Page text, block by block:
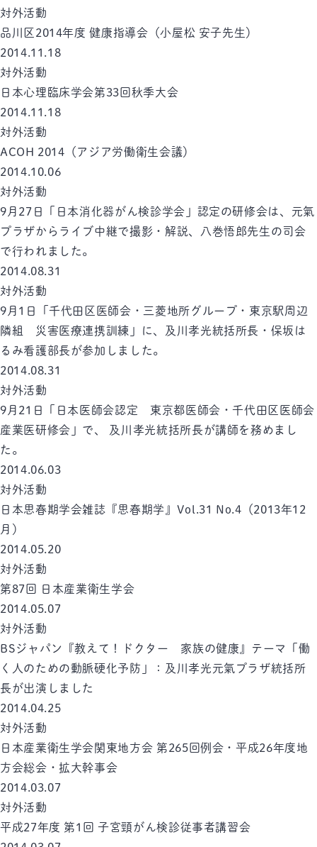
対外活動
品川区2014年度 健康指導会（小屋松 安子先生）
2014.11.18
対外活動
日本心理臨床学会第33回秋季大会
2014.11.18
対外活動
ACOH 2014（アジア労働衛生会議）
2014.10.06
対外活動
9月27日「日本消化器がん検診学会」認定の研修会は、元氣
プラザからライブ中継で撮影・解説、八巻悟郎先生の司会
で行われました。
2014.08.31
対外活動
9月1日「千代田区医師会・三菱地所グループ・東京駅周辺
隣組 災害医療連携訓練」に、及川孝光統括所長・保坂は
るみ看護部長が参加しました。
2014.08.31
対外活動
9月21日「日本医師会認定 東京都医師会・千代田区医師会
産業医研修会」で、 及川孝光統括所長が講師を務めまし
た。
2014.06.03
対外活動
日本思春期学会雑誌『思春期学』Vol.31 No.4（2013年12
月）
2014.05.20
対外活動
第87回 日本産業衛生学会
2014.05.07
対外活動
BSジャパン『教えて！ドクター 家族の健康』テーマ「働
く人のための動脈硬化予防」：及川孝光元氣プラザ統括所
長が出演しました
2014.04.25
対外活動
日本産業衛生学会関東地方会 第265回例会・平成26年度地
方会総会・拡大幹事会
2014.03.07
対外活動
平成27年度 第1回 子宮頸がん検診従事者講習会